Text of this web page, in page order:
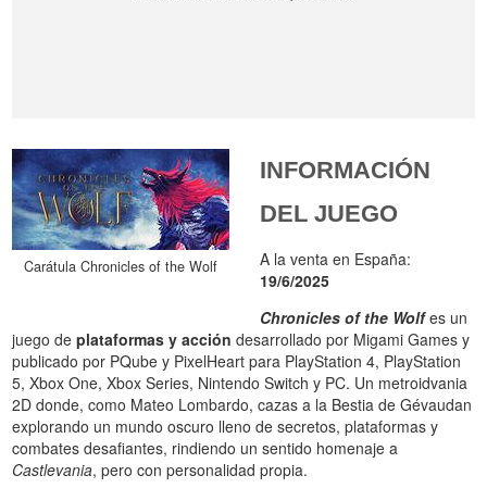
Carátula Chronicles of the Wolf
INFORMACIÓN
DEL JUEGO
A la venta en España:
19/6/2025
Chronicles of the Wolfes un
juego deplataformas y acción desarrollado por Migami Games y
publicado por PQube y PixelHeart para PlayStation 4, PlayStation
5, Xbox One, Xbox Series, Nintendo Switch y PC. Un metroidvania
2D donde, como Mateo Lombardo, cazas a la Bestia de Gévaudan
explorando un mundo oscuro lleno de secretos, plataformas y
combates desafiantes, rindiendo un sentido homenaje a
Castlevania, pero con personalidad propia.